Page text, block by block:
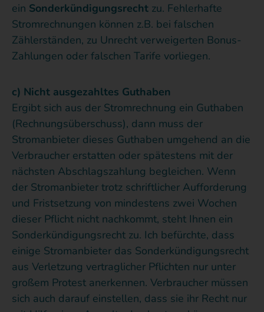
ein Sonderkündigungsrecht zu. Fehlerhafte
Stromrechnungen können z.B. bei falschen
Zählerständen, zu Unrecht verweigerten Bonus-
Zahlungen oder falschen Tarife vorliegen.
c) Nicht ausgezahltes Guthaben
Ergibt sich aus der Stromrechnung ein Guthaben
(Rechnungsüberschuss), dann muss der
Stromanbieter dieses Guthaben umgehend an die
Verbraucher erstatten oder spätestens mit der
nächsten Abschlagszahlung begleichen. Wenn
der Stromanbieter trotz schriftlicher Aufforderung
und Fristsetzung von mindestens zwei Wochen
dieser Pflicht nicht nachkommt, steht Ihnen ein
Sonderkündigungsrecht zu. Ich befürchte, dass
einige Stromanbieter das Sonderkündigungsrecht
aus Verletzung vertraglicher Pflichten nur unter
großem Protest anerkennen. Verbraucher müssen
sich auch darauf einstellen, dass sie ihr Recht nur